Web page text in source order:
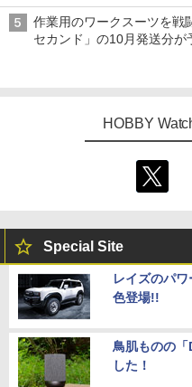
チューバ、テナサクなど5
作業用のワークスーツを戦
セカンド」の10月発送分
HOBBY
Special Site
レイズのパ
色登場!!
鳥肌ものの
した！